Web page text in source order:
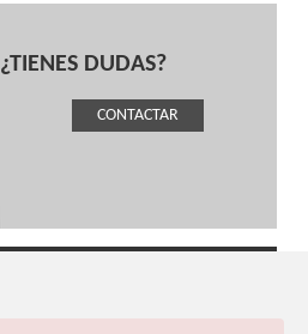
¿TIENES DUDAS?
CONTACTAR